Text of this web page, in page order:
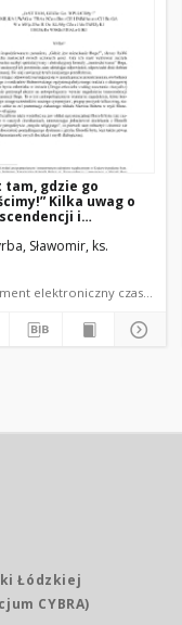
tam, gdzie go
Kilka uwag o
i
do klasycznej
Sławomir, ks.
dokument elektroniczny czasopismo
Łódzkiej
CYBRA)